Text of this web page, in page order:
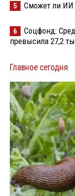
5 Сможет ли ИИ
6
Соцфонд:
превысила 27,2
Главное сегодня